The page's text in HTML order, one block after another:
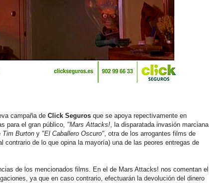
campaña de Click Seguros que se apoya repectivamente en
para el gran público, "Mars Attacks!, la disparatada invasión marciana
Tim Burton y "El Caballero Oscuro", otra de los arrogantes films de
contrario de lo que opina la mayoría) una de las peores entregas de
de los mencionados films. En el de Mars Attacks! nos comentan el
ya que en caso contrario, efectuarán la devolución del dinero